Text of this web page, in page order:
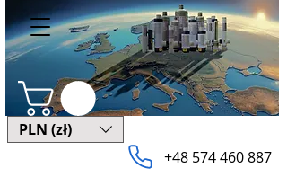
+48 574 ​460 887
PLN (zł)